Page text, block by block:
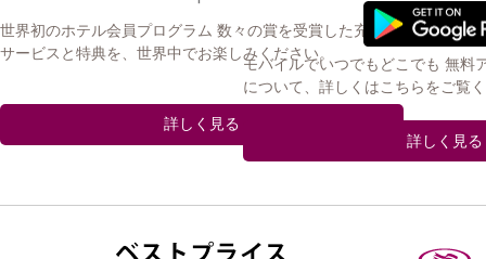
世界初のホテル会員プログラム 数々の賞を受賞した充実の
サービスと特典を、世界中でお楽しみください。
詳しく見る
モバイルでいつでもどこでも 無料
について、詳しくはこちらをご覧
詳しく見る